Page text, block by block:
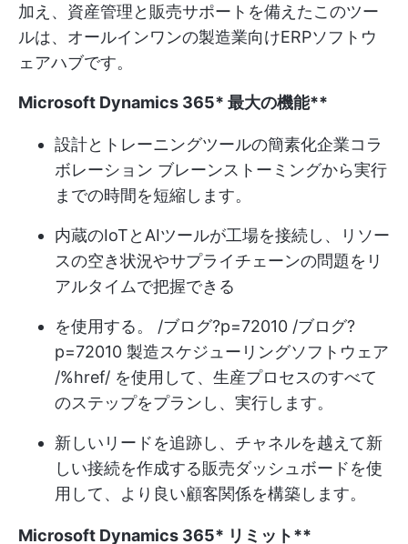
加え、資産管理と販売サポートを備えたこのツー
ルは、オールインワンの製造業向けERPソフトウ
ェアハブです。
Microsoft Dynamics 365* 最大の機能**
設計とトレーニングツールの簡素化企業コラ
ボレーション ブレーンストーミングから実行
までの時間を短縮します。
内蔵のIoTとAIツールが工場を接続し、リソー
スの空き状況やサプライチェーンの問題をリ
アルタイムで把握できる
を使用する。 /ブログ?p=72010 /ブログ?
p=72010 製造スケジューリングソフトウェア
/%href/ を使用して、生産プロセスのすべて
のステップをプランし、実行します。
新しいリードを追跡し、チャネルを越えて新
しい接続を作成する販売ダッシュボードを使
用して、より良い顧客関係を構築します。
Microsoft Dynamics 365* リミット**